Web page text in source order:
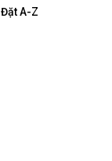
Đặt A-Z